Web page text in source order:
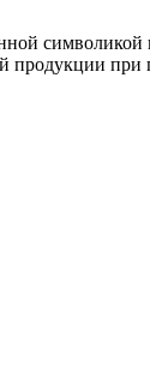
продукции